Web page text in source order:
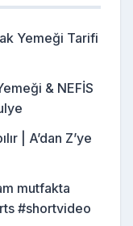
Yemeği Tarifi
& NEFİS
| A’dan Z’ye
mutfakta
#shortvideo